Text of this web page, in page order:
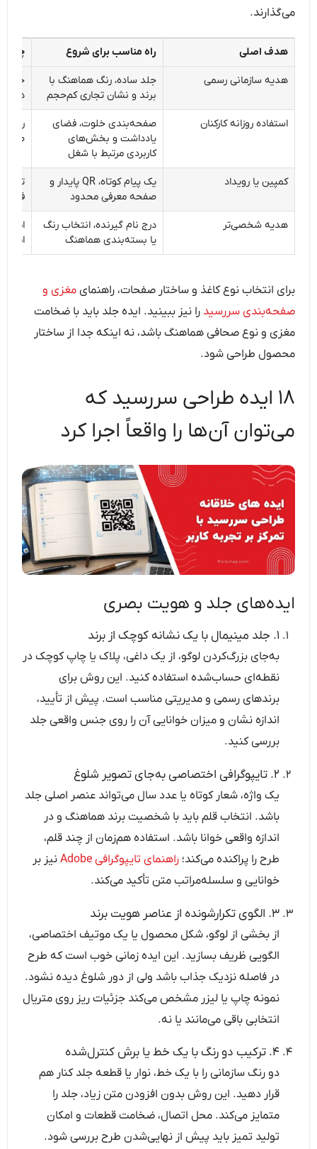
می‌گذارند.
هدف اصلی راه مناسب برای شروع چیزی
هدیه سازمانی رسمی
جلد ساده، رنگ هماهنگ با
برند و نشان تجاری کم‌حجم
دوام
استفاده روزانه کارکنان
صفحه‌بندی خلوت، فضای
یادداشت و بخش‌های
کاربردی مرتبط با شغل
کمپین یا رویداد
یک پیام کوتاه، QR پایدار و
صفحه معرفی محدود
هدیه شخصی‌تر
درج نام گیرنده، انتخاب رنگ
یا بسته‌بندی هماهنگ
برای انتخاب نوع کاغذ و ساختار صفحات، راهنمای مغزی و
صفحه‌بندی سررسید را نیز ببینید. ایده جلد باید با ضخامت
مغزی و نوع صحافی هماهنگ باشد، نه اینکه جدا از ساختار
محصول طراحی شود.
۱۸ ایده طراحی سررسید که
می‌توان آن‌ها را واقعاً اجرا کرد
ایده‌های جلد و هویت بصری
۱. جلد مینیمال با یک نشانه کوچک از برند
به‌جای بزرگ‌کردن لوگو، از یک داغی، پلاک یا چاپ کوچک در
نقطه‌ای حساب‌شده استفاده کنید. این روش برای
برندهای رسمی و مدیریتی مناسب است. پیش از تأیید،
اندازه نشان و میزان خوانایی آن را روی جنس واقعی جلد
بررسی کنید.
۲. تایپوگرافی اختصاصی به‌جای تصویر شلوغ
یک واژه، شعار کوتاه یا عدد سال می‌تواند عنصر اصلی جلد
باشد. انتخاب قلم باید با شخصیت برند هماهنگ و در
اندازه واقعی خوانا باشد. استفاده هم‌زمان از چند قلم،
طرح را پراکنده می‌کند؛راهنمای تایپوگرافی Adobe
نیز بر
خوانایی و سلسله‌مراتب متن تأکید می‌کند.
۳. الگوی تکرارشونده از عناصر هویت برند
از بخشی از لوگو، شکل محصول یا یک موتیف اختصاصی،
الگویی ظریف بسازید. این ایده زمانی خوب است که طرح
در فاصله نزدیک جذاب باشد ولی از دور شلوغ دیده نشود.
نمونه چاپ یا لیزر مشخص می‌کند جزئیات ریز روی متریال
انتخابی باقی می‌مانند یا نه.
۴. ترکیب دو رنگ با یک خط یا برش کنترل‌شده
دو رنگ سازمانی را با یک خط، نوار یا قطعه جلد کنار هم
قرار دهید. این روش بدون افزودن متن زیاد، جلد را
متمایز می‌کند. محل اتصال، ضخامت قطعات و امکان
تولید تمیز باید پیش از نهایی‌شدن طرح بررسی شود.